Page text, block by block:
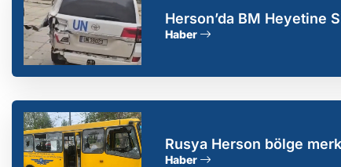
Herson’da BM Heyetine
Haber
Rusya Herson bölge
Haber